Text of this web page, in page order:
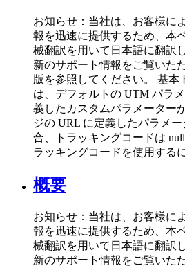
お知らせ：当社は、お客様に
報を迅速に提供するため、本
械翻訳を用いて日本語に翻訳
新のサポート情報をご覧いた
版を参照してください。 基本
は、デフォルトの UTM パラ
義したカスタムパラメーター
ジの URL に定義したパラメ
合、トラッキングコードは
ラッキングコードを使用する
概要
お知らせ：当社は、お客様に
報を迅速に提供するため、本
械翻訳を用いて日本語に翻訳
新のサポート情報をご覧いた